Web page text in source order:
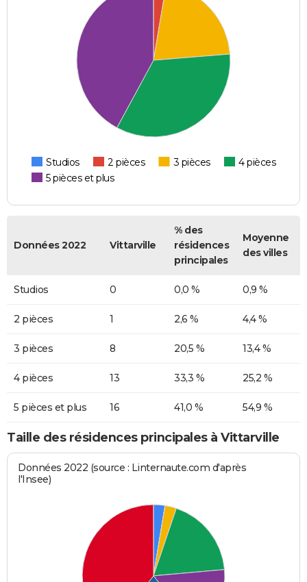
Studios 2 pièces 3 pièces
4 pièces
5 pièces et plus
Données 2022 Vittarville
% des
résidences
principales
Moyenne
des villes
Studios 0 0,0 % 0,9 %
2 pièces 1 2,6 % 4,4 %
3 pièces 8 20,5 % 13,4 %
4 pièces 13 33,3 % 25,2 %
5 pièces et plus 16 41,0 % 54,9 %
Taille des résidences principales à Vittarville
Données 2022 (source : Linternaute.com d'après
l'Insee)